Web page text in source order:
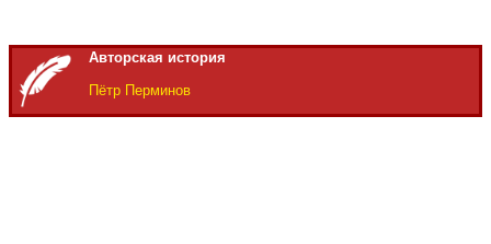
Авторская история
Пётр Перминов